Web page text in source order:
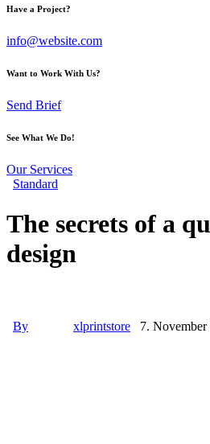
Have a Project?
info@website.com
Want to Work With Us?
Send Brief
See What We Do!
Our Services
Standard
The secrets of a
design
By xlprintstore 7. November